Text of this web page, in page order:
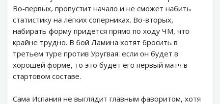
Во-первых, пропустит начало и не сможет набить
статистику на легких соперниках. Во-вторых,
набирать форму придется прямо по ходу ЧМ, что
крайне трудно. В бой Ламина хотят бросить в
третьем туре против Уругвая: если он будет в
хорошей форме, то это будет его первый матч в
стартовом составе.
Сама Испания не выглядит главным фаворитом, хотя